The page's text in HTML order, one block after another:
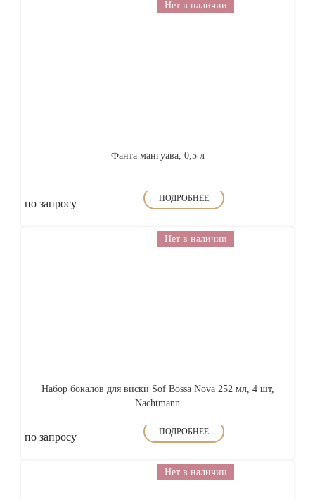
Нет в наличии
Фанта мангуава, 0,5 л
по запросу ПОДРОБНЕЕ
Нет в наличии
Набор бокалов для виски Sof Bossa Nova 252 мл, 4 шт,
Nachtmann
по запросу ПОДРОБНЕЕ
Нет в наличии